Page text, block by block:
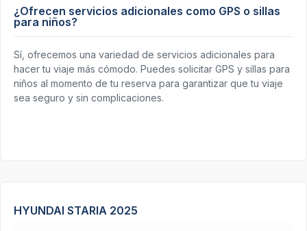
¿Ofrecen servicios adicionales como GPS o sillas
para niños?
Sí, ofrecemos una variedad de servicios adicionales para
hacer tu viaje más cómodo. Puedes solicitar GPS y sillas para
niños al momento de tu reserva para garantizar que tu viaje
sea seguro y sin complicaciones.
HYUNDAI STARIA 2025